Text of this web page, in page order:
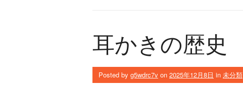
耳かきの歴史
Posted by g5wdrc7v on 2025年12月8日 in 未分類